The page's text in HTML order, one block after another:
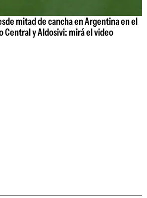
mitad de cancha en Argentina en el
Central y Aldosivi: mirá el video